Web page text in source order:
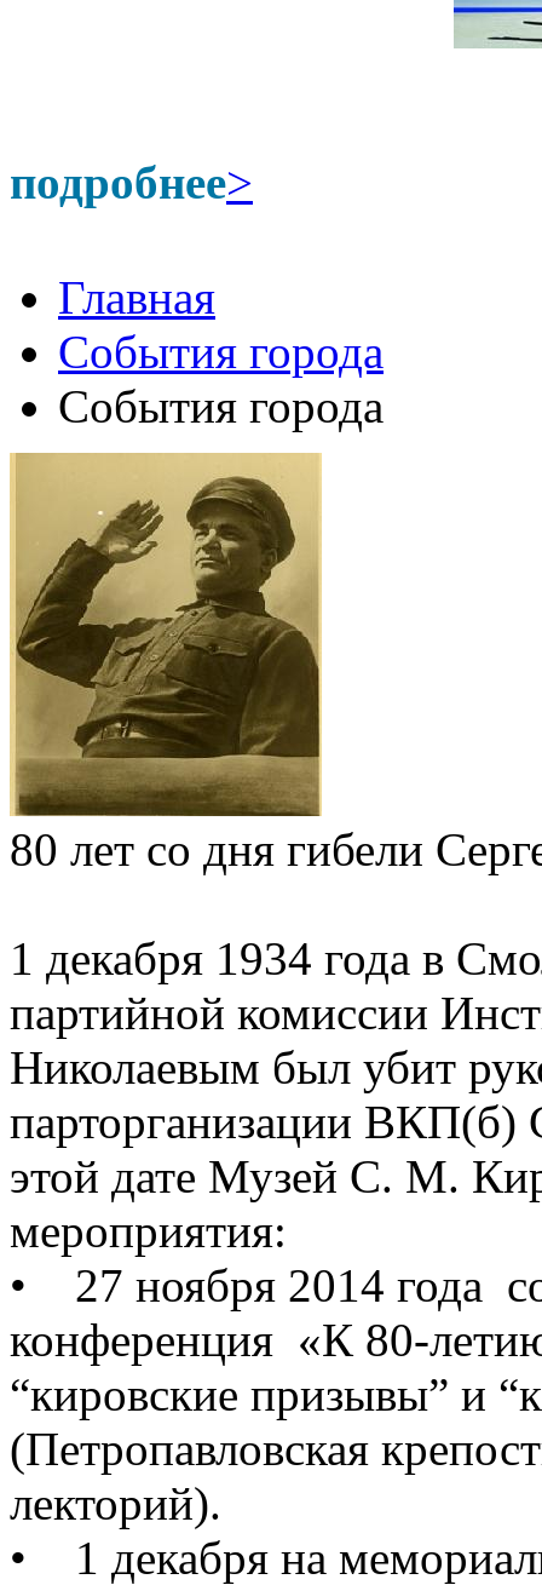
подробнее>
Главная
События города
События города
80 лет со дня гибели
1 декабря 1934 года в
партийной комиссии
Николаевым был убит
парторганизации
этой дате Музей С. М.
мероприятия:
• 27 ноября 2014 года
конференция «К 80-
“кировские призывы” и
(Петропавловская
лекторий).
• 1 декабря на